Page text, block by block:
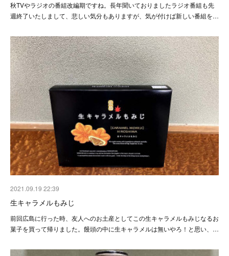
秋TVやラジオの番組改編期ですね。長年聞いておりましたラジオ番組も先
週終了いたしまして、悲しい気分もありますが、気が付けば新しい番組を…
2021.09.19 22:39
生キャラメルもみじ
前回広島に行った時、友人へのお土産としてこの生キャラメルもみじなるお
菓子を買って帰りました。饅頭の中に生キャラメルは無いやろ！と思い、…